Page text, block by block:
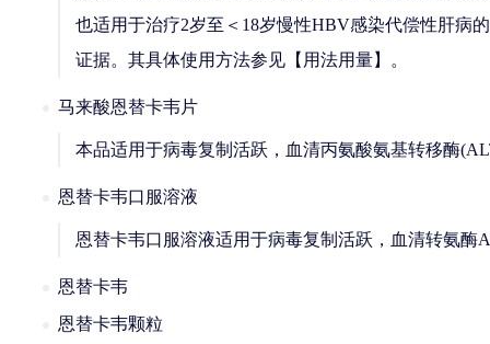
也适用于治疗2岁至＜18岁慢性HBV感染代偿性肝病
证据。其具体使用方法参见【用法用量】。
马来酸恩替卡韦片
本品适用于病毒复制活跃，血清丙氨酸氨基转移酶
恩替卡韦口服溶液
恩替卡韦口服溶液适用于病毒复制活跃，血清转氨
恩替卡韦
恩替卡韦颗粒